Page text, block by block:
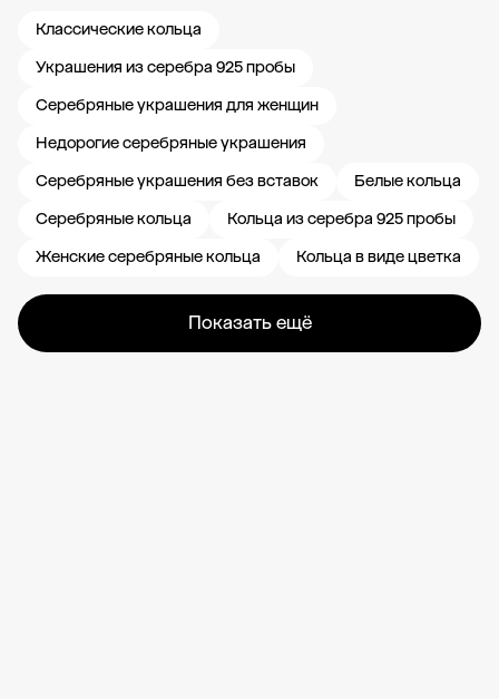
Классические кольца
Украшения из серебра 925 пробы
Серебряные украшения для женщин
Недорогие серебряные украшения
Серебряные украшения без вставок
Белые кольца
Серебряные кольца
Кольца из серебра 925 пробы
Женские серебряные кольца
Кольца в виде цветка
Показать ещё